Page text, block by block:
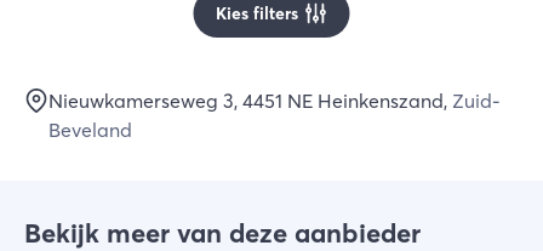
Kies filters
Nieuwkamerseweg 3, 4451 NE Heinkenszand, Zuid-
Beveland
Bekijk meer van deze aanbieder